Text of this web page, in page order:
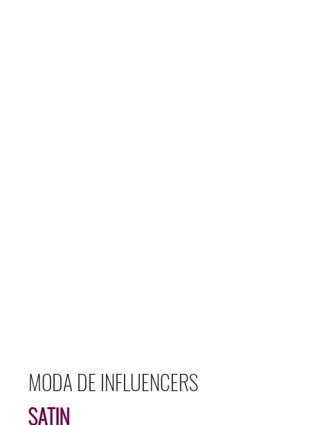
MODA DE INFLUENCERS
SATIN